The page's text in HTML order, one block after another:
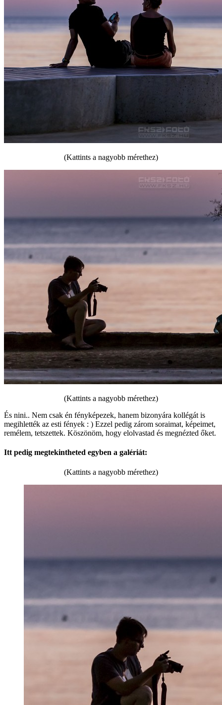
(Kattints a nagyobb mérethez)
(Kattints a nagyobb mérethez)
És nini.. Nem csak én fényképezek, hanem bizonyára kollégát is
megihlették az esti fények : ) Ezzel pedig zárom soraimat, képeimet,
remélem, tetszettek. Köszönöm, hogy elolvastad és megnézted őket.
Itt pedig megtekintheted egyben a galériát:
(Kattints a nagyobb mérethez)